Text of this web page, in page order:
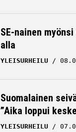
SE-nainen
alla
YLEISURHEILU
Suomalainen
”Aika loppui
YLEISURHEILU